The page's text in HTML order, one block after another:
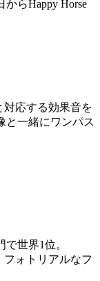
らHappy Horse
対応する効果音を
と一緒にワンパス
世界1位。
フォトリアルなフ